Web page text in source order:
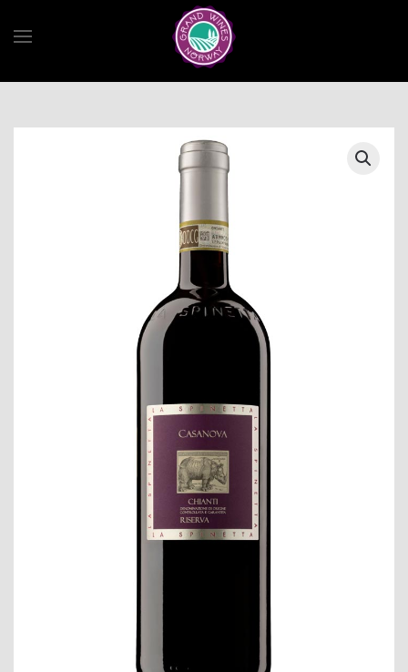
Skip to main content